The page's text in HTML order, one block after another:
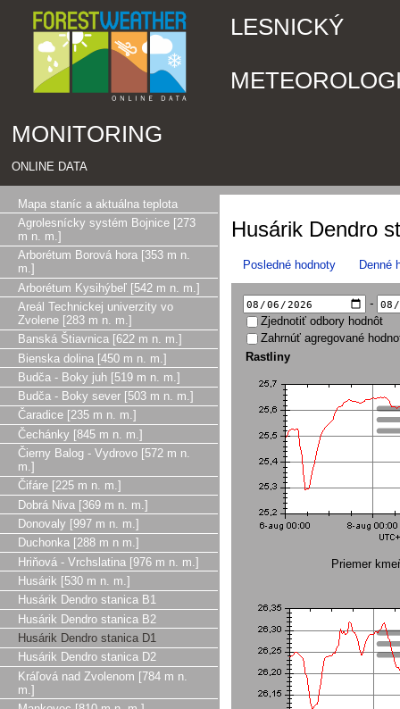
LESNICKÝ
MONITORING
ONLINE DATA
Mapa staníc a aktuálna teplota
Agrolesnícky systém Bojnice [273
m n. m.]
Arborétum Borová hora [353 m n.
m.]
Arborétum Kysihýbeľ [542 m n. m.]
Areál Technickej univerzity vo
Zvolene [283 m n. m.]
Banská Štiavnica [622 m n. m.]
Bienska dolina [450 m n. m.]
Budča - Boky juh [519 m n. m.]
Budča - Boky sever [503 m n. m.]
Čaradice [235 m n. m.]
Čechánky [845 m n. m.]
Čierny Balog - Vydrovo [572 m n.
m.]
Čifáre [225 m n. m.]
Dobrá Niva [369 m n. m.]
Donovaly [997 m n. m.]
Duchonka [288 m n m.]
Hriňová - Vrchslatina [976 m n. m.]
Husárik [530 m n. m.]
Husárik Dendro stanica B1
Husárik Dendro stanica B2
Husárik Dendro stanica D1
Husárik Dendro stanica D2
Kráľová nad Zvolenom [784 m n.
m.]
Husárik Dendro
Posledné hodnoty Denné
-
Zjednotiť odbory hodnôt
Zahrnúť agregované
Rastliny
Priemer